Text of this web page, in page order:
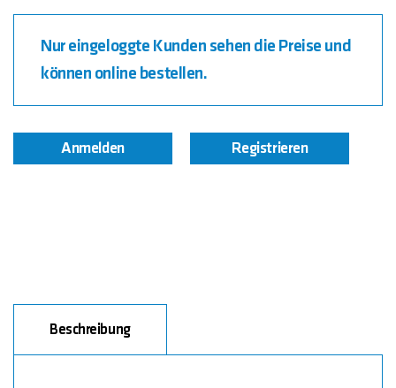
Nur eingeloggte Kunden sehen die Preise und
können online bestellen.
Anmelden Registrieren
Beschreibung